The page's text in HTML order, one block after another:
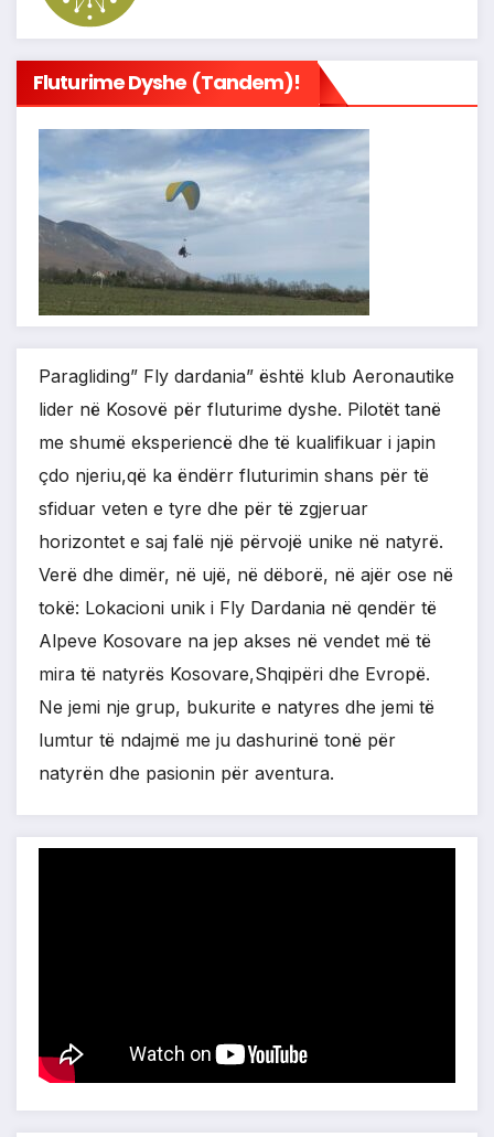
Fluturime Dyshe (tandem)!
Paragliding” Fly dardania” është klub Aeronautike
lider në Kosovë për fluturime dyshe. Pilotët tanë
me shumë eksperiencë dhe të kualifikuar i japin
çdo njeriu,që ka ëndërr fluturimin shans për të
sfiduar veten e tyre dhe për të zgjeruar
horizontet e saj falë një përvojë unike në natyrë.
Verë dhe dimër, në ujë, në dëborë, në ajër ose në
tokë: Lokacioni unik i Fly Dardania në qendër të
Alpeve Kosovare na jep akses në vendet më të
mira të natyrës Kosovare,Shqipëri dhe Evropë.
Ne jemi nje grup, bukurite e natyres dhe jemi të
lumtur të ndajmë me ju dashurinë tonë për
natyrën dhe pasionin për aventura.